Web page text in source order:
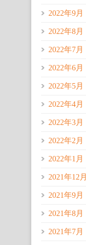
2022年9月
2022年8月
2022年7月
2022年6月
2022年5月
2022年4月
2022年3月
2022年2月
2022年1月
2021年12月
2021年9月
2021年8月
2021年7月